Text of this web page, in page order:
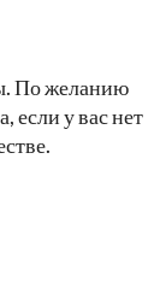
По желанию
если у вас нет